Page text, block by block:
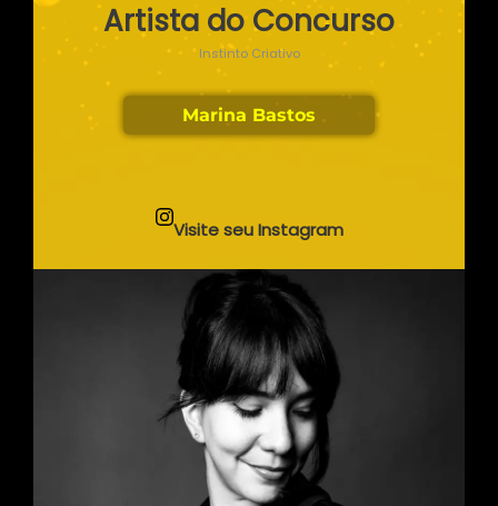
Artista do Concurso
Instinto Criativo
Marina Bastos
Visite seu Instagram